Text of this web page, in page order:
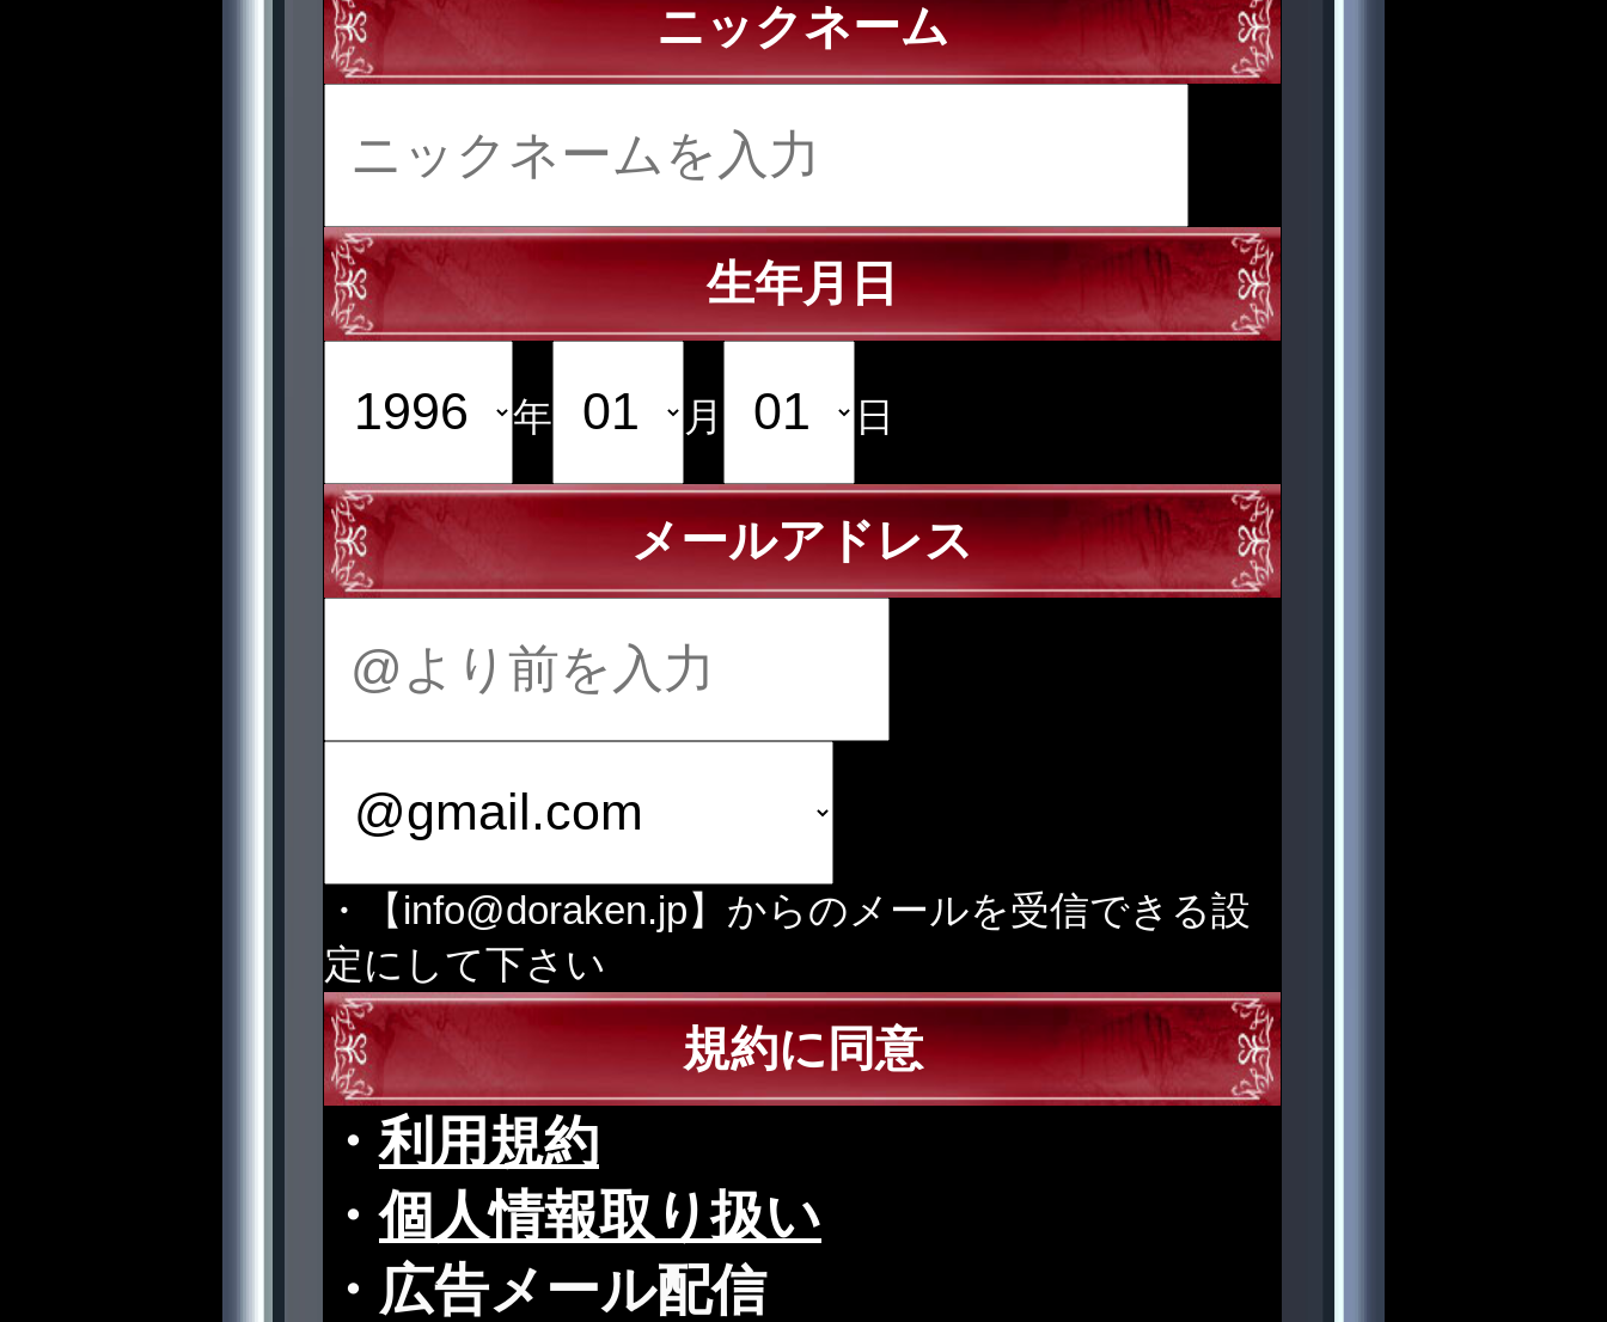
ニックネーム
生年月日
年 月 日
メールアドレス
・【info@doraken.jp】からのメールを受信できる設
定にして下さい
規約に同意
・利用規約
・個人情報取り扱い
・ 広告メール配信